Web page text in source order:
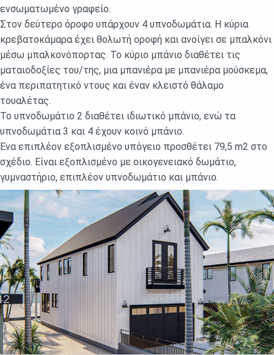
ενσωματωμένο γραφείο.
Στον δεύτερο όροφο υπάρχουν 4 υπνοδωμάτια. Η κύρια
κρεβατοκάμαρα έχει θολωτή οροφή και ανοίγει σε μπαλκόνι
μέσω μπαλκονόπορτας. Το κύριο μπάνιο διαθέτει τις
ματαιοδοξίες του/της, μια μπανιέρα με μπανιέρα μούσκεμα,
ένα περιπατητικό ντους και έναν κλειστό θάλαμο
τουαλέτας.
Το υπνοδωμάτιο 2 διαθέτει ιδιωτικό μπάνιο, ενώ τα
υπνοδωμάτια 3 και 4 έχουν κοινό μπάνιο.
Ένα επιπλέον εξοπλισμένο υπόγειο προσθέτει 79,5 m2 στο
σχέδιο. Είναι εξοπλισμένο με οικογενειακό δωμάτιο,
γυμναστήριο, επιπλέον υπνοδωμάτιο και μπάνιο.